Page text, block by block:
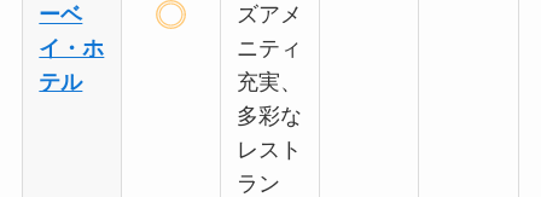
ーベ
イ・ホ
テル
ズアメ
ニティ
充実、
多彩な
レスト
ラン